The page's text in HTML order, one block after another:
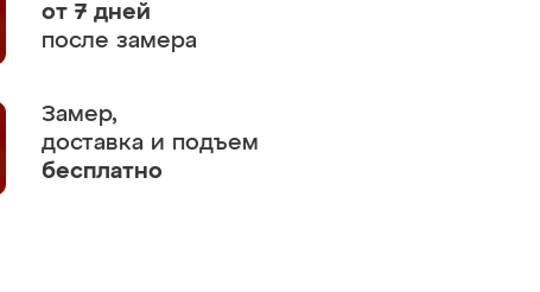
от 7 дней
после замера
Замер,
доставка и подъем
бесплатно